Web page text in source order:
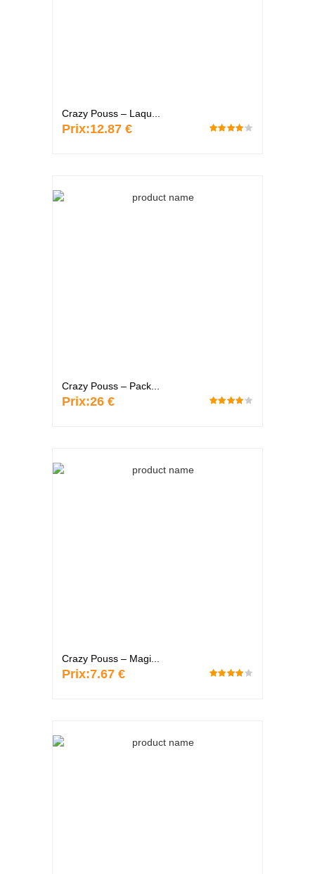
Crazy Pouss – Laqu...
Prix:12.87 €
Crazy Pouss – Pack...
Prix:26 €
Crazy Pouss – Magi...
Prix:7.67 €